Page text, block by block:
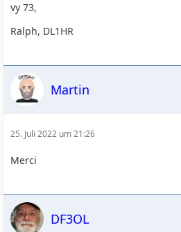
vy 73,
Ralph, DL1HR
Martin
25. Juli 2022 um 21:26
Merci
DF3OL